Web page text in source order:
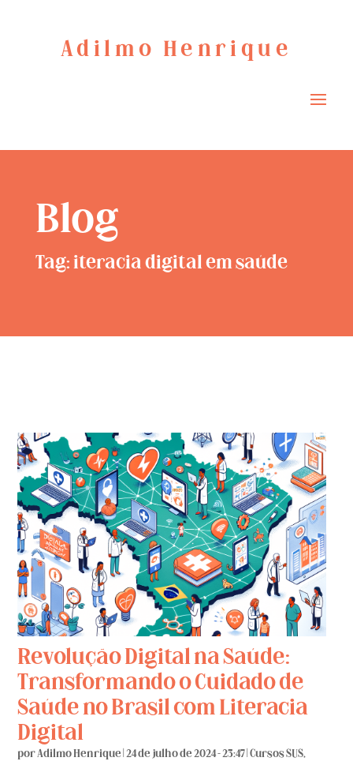
Adilmo Henrique
Blog
Tag: iteracia digital em saúde
Revolução Digital na Saúde:
Transformando o Cuidado de
Saúde no Brasil com Literacia
Digital
porAdilmo Henrique |24 de julho de 2024 - 23:47 |Cursos SUS,